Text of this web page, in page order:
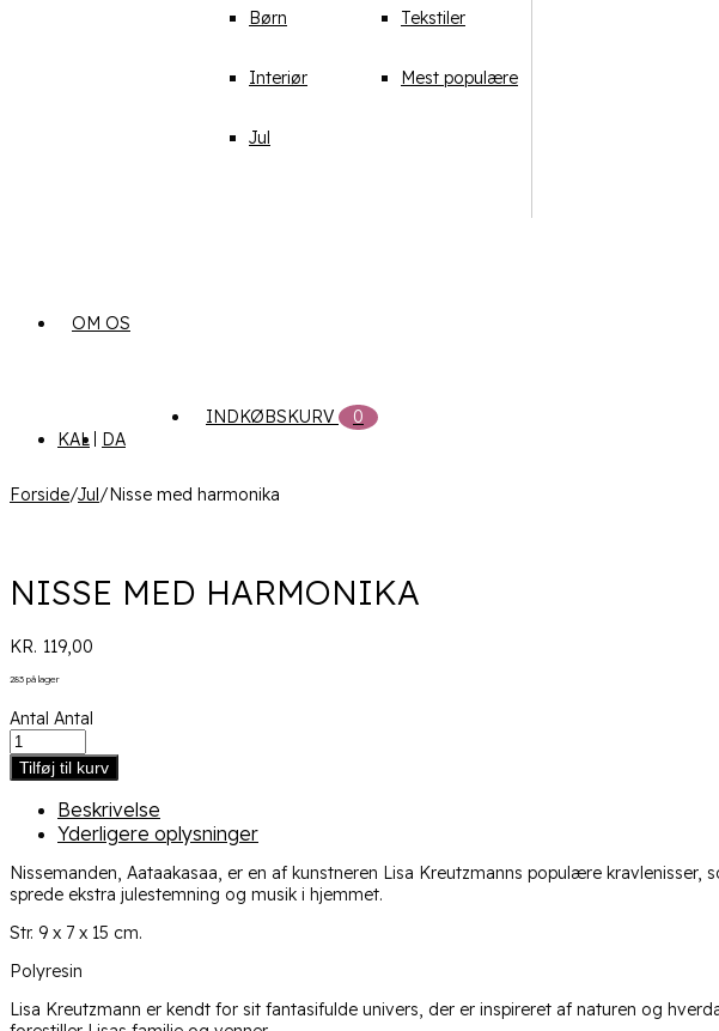
Børn
Interiør
Jul
Tekstiler
Mest populære
OM OS
KAL DA
INDKØBSKURV 0
Forside/Jul/Nisse med harmonika
NISSE MED HARMONIKA
KR. 119,00
283 på lager
Antal Antal
Tilføj til kurv
Beskrivelse
Yderligere oplysninger
Nissemanden, Aataakasaa, er en af kunstneren Lisa Kreutzmanns populære
sprede ekstra julestemning og musik i hjemmet.
Str. 9 x 7 x 15 cm.
Polyresin
Lisa Kreutzmann er kendt for sit fantasifulde univers, der er inspireret af naturen og